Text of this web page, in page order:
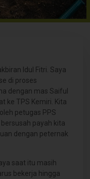
Idul Fitri. Saya
di proses
dengan mas Saiful
ke TPS Kemiri. Kita
petugas PPS
payah kita
dengan peternak
saat itu masih
bekerja hingga